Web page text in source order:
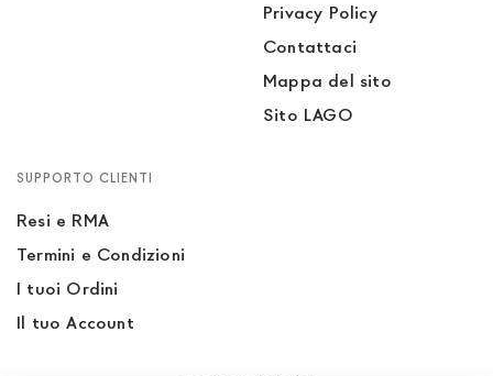
Privacy Policy
Contattaci
Mappa del sito
Sito LAGO
SUPPORTO CLIENTI
Resi e RMA
Termini e Condizioni
I tuoi Ordini
Il tuo Account